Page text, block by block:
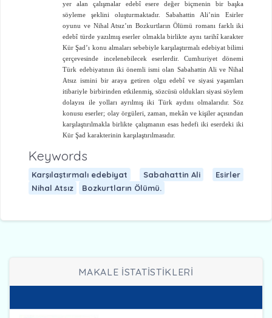
yer alan çalışmalar edebî esere değer biçmenin bir başka
söyleme şeklini oluşturmaktadır. Sabahattin Ali’nin Esirler
oyunu ve Nihal Atsız’ın Bozkurtların Ölümü romanı farklı iki
edebî türde yazılmış eserler olmakla birlikte aynı tarihî karakter
Kür Şad’ı konu almaları sebebiyle karşılaştırmalı edebiyat bilimi
çerçevesinde incelenebilecek eserlerdir. Cumhuriyet dönemi
Türk edebiyatının iki önemli ismi olan Sabahattin Ali ve Nihal
Atsız ismini bir araya getiren olgu edebî ve siyasi yaşamları
itibariyle birbirinden etkilenmiş, sözcüsü oldukları siyasi söylem
dolayısı ile yolları ayrılmış iki Türk aydını olmalarıdır. Söz
konusu eserler; olay örgüleri, zaman, mekân ve kişiler açısından
karşılaştırılmakla birlikte çalışmanın esas hedefi iki eserdeki iki
Kür Şad karakterinin karşılaştırılmasıdır.
Keywords
Karşılaştırmalı edebiyat Sabahattin Ali
Esirler
Nihal Atsız
Bozkurtların Ölümü.
MAKALE İSTATİSTİKLERİ